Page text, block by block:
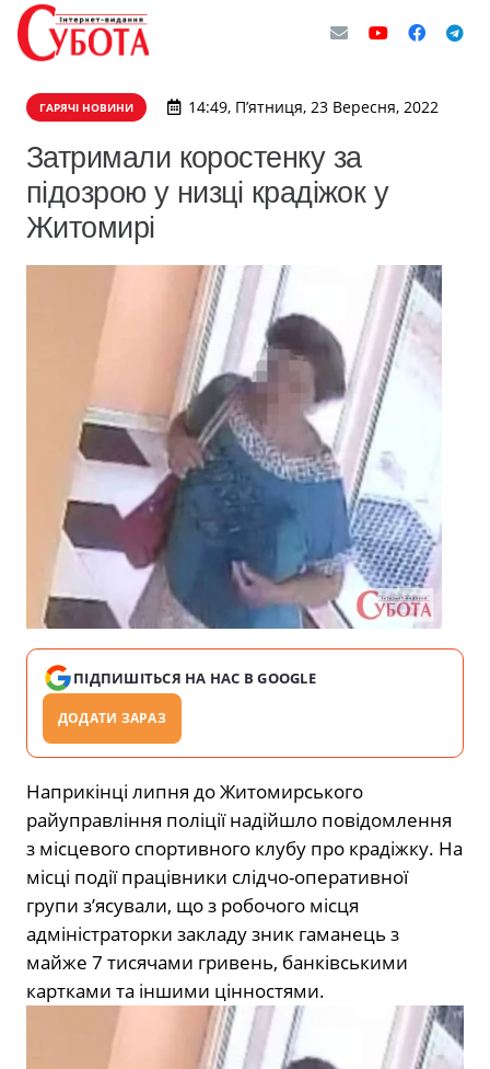
ГАРЯЧІ НОВИНИ 14:49, П’ятниця, 23 Вересня, 2022
Затримали коростенку за
підозрою у низці крадіжок у
Житомирі
ПІДПИШІТЬСЯ НА НАС В GOOGLE
ДОДАТИ ЗАРАЗ
Наприкінці липня до Житомирського
райуправління поліції надійшло повідомлення
з місцевого спортивного клубу про крадіжку. На
місці події працівники слідчо-оперативної
групи з’ясували, що з робочого місця
адміністраторки закладу зник гаманець з
майже 7 тисячами гривень, банківськими
картками та іншими цінностями.